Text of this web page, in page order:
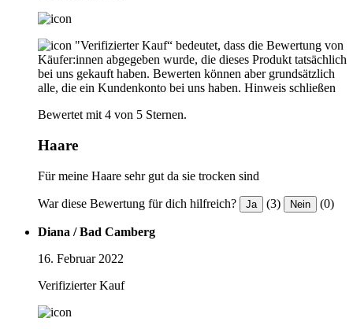
"Verifizierter Kauf“ bedeutet, dass die Bewertung von
Käufer:innen abgegeben wurde, die dieses Produkt tatsächlich
bei uns gekauft haben. Bewerten können aber grundsätzlich
alle, die ein Kundenkonto bei uns haben. Hinweis schließen
Bewertet mit 4 von 5 Sternen.
Haare
Für meine Haare sehr gut da sie trocken sind
War diese Bewertung für dich hilfreich? Ja (3) Nein (0)
Diana / Bad Camberg
16. Februar 2022
Verifizierter Kauf